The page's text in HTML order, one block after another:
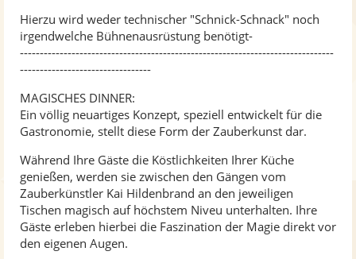
Hierzu wird weder technischer "Schnick-Schnack" noch
irgendwelche Bühnenausrüstung benötigt-
-------------------------------------------------------------------------------
---------------------------------
MAGISCHES DINNER:
Ein völlig neuartiges Konzept, speziell entwickelt für die
Gastronomie, stellt diese Form der Zauberkunst dar.
Während Ihre Gäste die Köstlichkeiten Ihrer Küche
genießen, werden sie zwischen den Gängen vom
Zauberkünstler Kai Hildenbrand an den jeweiligen
Tischen magisch auf höchstem Niveu unterhalten. Ihre
Gäste erleben hierbei die Faszination der Magie direkt vor
den eigenen Augen.